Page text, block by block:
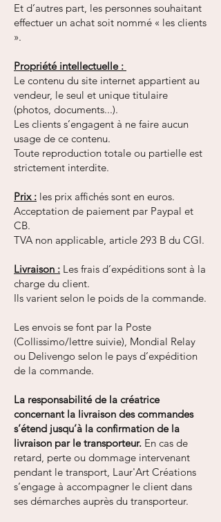
Et d’autres part, les personnes souhaitant
effectuer un achat soit nommé « les clients
».
Propriété intellectuelle :
Le contenu du site internet appartient au
vendeur, le seul et unique titulaire
(photos, documents...).
Les clients s’engagent à ne faire aucun
usage de ce contenu.
Toute reproduction totale ou partielle est
strictement interdite.
Prix : les prix affichés sont en euros.
Acceptation de paiement par Paypal et
CB.
TVA non applicable, article 293 B du CGI.
Livraison : Les frais d’expéditions sont à la
charge du client.
Ils varient selon le poids de la commande.
Les envois se font par la Poste
(Collissimo/lettre suivie), Mondial Relay
ou Delivengo selon le pays d’expédition
de la commande.
La responsabilité de la créatrice
concernant la livraison des commandes
s’étend jusqu’à la confirmation de la
livraison par le transporteur. En cas de
retard, perte ou dommage intervenant
pendant le transport, Laur'Art Créations
s’engage à accompagner le client dans
ses démarches auprès du transporteur.